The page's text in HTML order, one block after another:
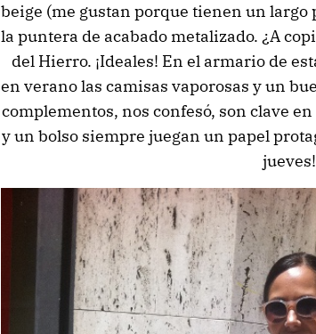
beige (me gustan porque tienen un
la puntera de acabado metalizado. ¿A
del Hierro. ¡Ideales! En el armario de
en verano las camisas vaporosas y un
complementos, nos confesó, son clave
y un bolso siempre juegan un papel
jueves!